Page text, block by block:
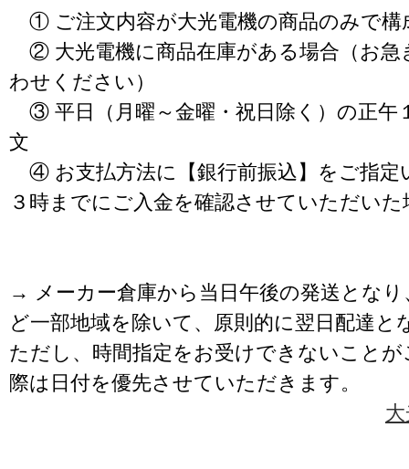
① ご注文内容が大光電機の商品のみで構
② 大光電機に商品在庫がある場合（お急
わせください）
③ 平日（月曜～金曜・祝日除く）の正午
文
④ お支払方法に【銀行前振込】をご指定
３時までにご入金を確認させていただいた
→ メーカー倉庫から当日午後の発送となり
ど一部地域を除いて、原則的に翌日配達と
ただし、時間指定をお受けできないこと
際は日付を優先させていただきます。